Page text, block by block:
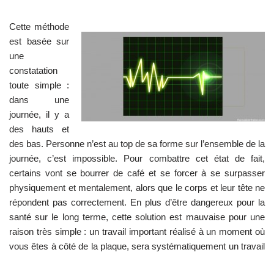
Cette méthode
est basée sur
une
constatation
toute simple :
dans une
journée, il y a
des hauts et
des bas. Personne n’est au top de sa forme sur l’ensemble de la
journée, c’est impossible. Pour combattre cet état de fait,
certains vont se bourrer de café et se forcer à se surpasser
physiquement et mentalement, alors que le corps et leur tête ne
répondent pas correctement. En plus d’être dangereux pour la
santé sur le long terme, cette solution est mauvaise pour une
raison très simple : un travail important réalisé à un moment où
vous êtes à côté de la plaque, sera systématiquement un travail